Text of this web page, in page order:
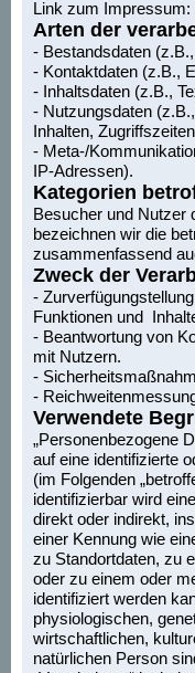
Link zum Impressum:
Arten der
- Bestandsdaten
- Kontaktdaten (z.B.,
- Inhaltsdaten (z.B.,
- Nutzungsdaten
Inhalten,
- Meta-/
IP-Adressen).
Kategorien
Besucher und Nutzer
bezeichnen wir die
zusammenfassend
Zweck der
-
Funktionen und
- Beantwortung von
mit Nutzern.
-
-
Verwendete
„Personenbezogene
auf eine identifizierte
(im Folgenden
identifizierbar wird
direkt oder indirekt,
einer Kennung wie
zu Standortdaten, zu
oder zu einem oder
identifiziert werden
physiologischen,
wirtschaftlichen,
natürlichen Person